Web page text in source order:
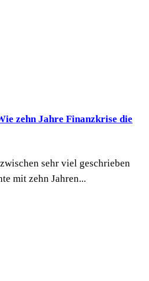
zehn Jahre Finanzkrise die
sehr viel geschrieben
mit zehn Jahren...